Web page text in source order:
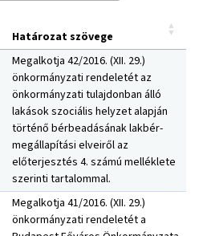
Határozat szövege
Megalkotja 42/2016. (XII. 29.)
önkormányzati rendeletét az
önkormányzati tulajdonban álló
lakások szociális helyzet alapján
történő bérbeadásának lakbér-
megállapítási elveiről az
előterjesztés 4. számú melléklete
szerinti tartalommal.
Megalkotja 41/2016. (XII. 29.)
önkormányzati rendeletét a